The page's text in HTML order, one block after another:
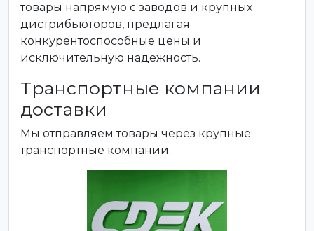
товары напрямую с заводов и крупных
дистрибьюторов, предлагая
конкурентоспособные цены и
исключительную надежность.
Транспортные компании
доставки
Мы отправляем товары через крупные
транспортные компании: